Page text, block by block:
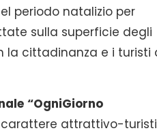
periodo natalizio per
sulla superficie degli
la cittadinanza e i turisti
“OgniGiorno
carattere attrattivo-